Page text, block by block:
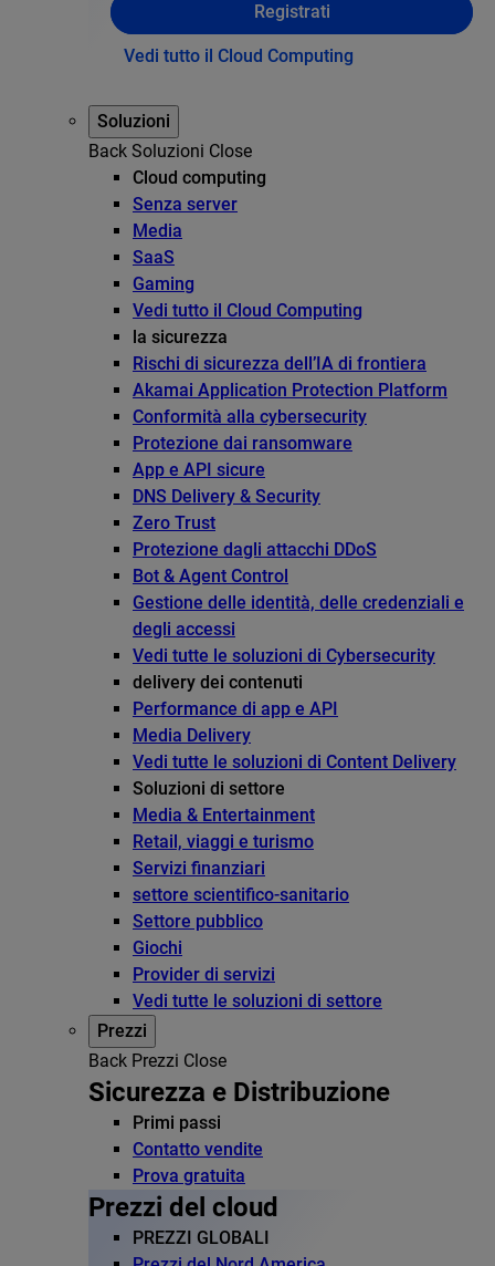
Registrati
Vedi tutto il Cloud Computing
Soluzioni
Back Soluzioni Close
Cloud computing
Senza server
Media
SaaS
Gaming
Vedi tutto il Cloud Computing
la sicurezza
Rischi di sicurezza dell’IA di frontiera
Akamai Application Protection Platform
Conformità alla cybersecurity
Protezione dai ransomware
App e API sicure
DNS Delivery & Security
Zero Trust
Protezione dagli attacchi DDoS
Bot & Agent Control
Gestione delle identità, delle credenziali e
degli accessi
Vedi tutte le soluzioni di Cybersecurity
delivery dei contenuti
Performance di app e API
Media Delivery
Vedi tutte le soluzioni di Content Delivery
Soluzioni di settore
Media & Entertainment
Retail, viaggi e turismo
Servizi finanziari
settore scientifico-sanitario
Settore pubblico
Giochi
Provider di servizi
Vedi tutte le soluzioni di settore
Prezzi
Back Prezzi Close
Sicurezza e Distribuzione
Primi passi
Contatto vendite
Prova gratuita
Prezzi del cloud
PREZZI GLOBALI